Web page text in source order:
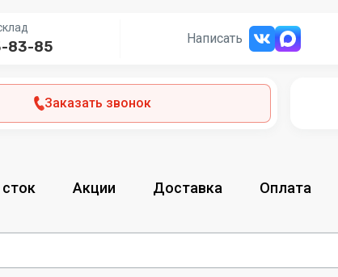
83-85 Написать
Заказать звонок
Акции Доставка Оплата